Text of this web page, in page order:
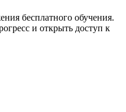
бесплатного обучения.
и открыть доступ к